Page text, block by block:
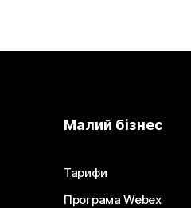
Малий бізнес
Тарифи
Програма Webex